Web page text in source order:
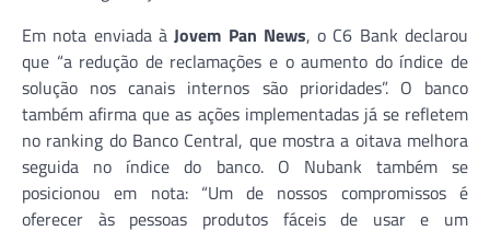
Em nota enviada àJovem Pan News, o C6 Bank declarou
que “a redução de reclamações e o aumento do índice de
solução nos canais internos são prioridades”. O banco
também afirma que as ações implementadas já se refletem
no ranking do Banco Central, que mostra a oitava melhora
seguida no índice do banco. O Nubank também se
posicionou em nota: “Um de nossos compromissos é
oferecer às pessoas produtos fáceis de usar e um